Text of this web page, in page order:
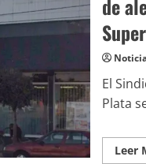
de
El
Plata
Leer